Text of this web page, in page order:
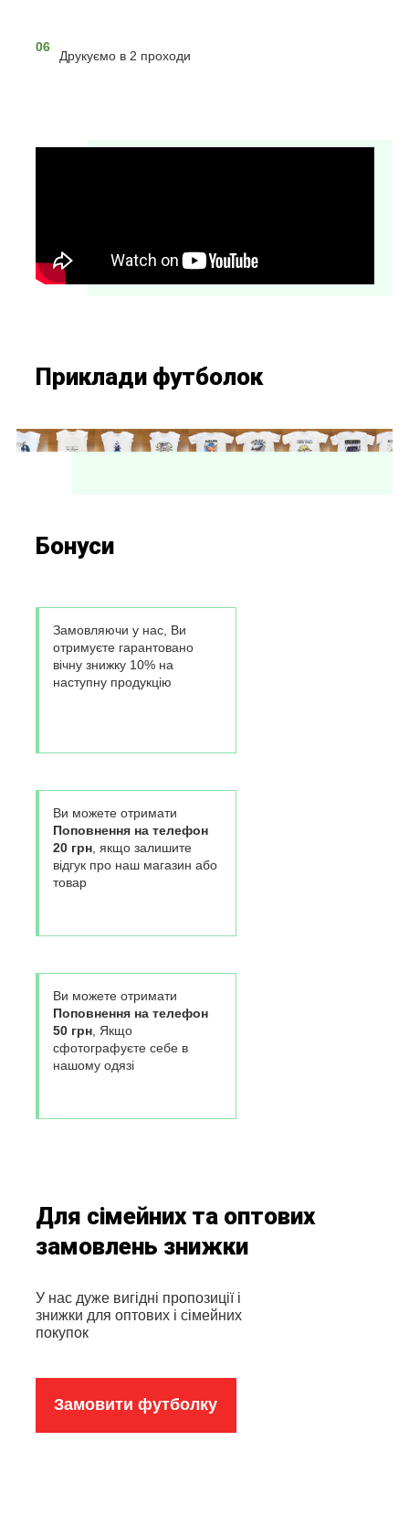
06
Друкуємо в 2 проходи
Приклади футболок
Бонуси
Замовляючи у нас, Ви
отримуєте гарантовано
вічну знижку 10% на
наступну продукцію
Ви можете отримати
Поповнення на телефон
20 грн, якщо залишите
відгук про наш магазин або
товар
Ви можете отримати
Поповнення на телефон
50 грн, Якщо
сфотографуєте себе в
нашому одязі
Для сімейних та оптових
замовлень знижки
У нас дуже вигідні пропозиції і
знижки для оптових і сімейних
покупок
Замовити футболку